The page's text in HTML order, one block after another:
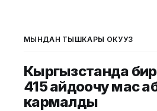
МЫНДАН ТЫШКАРЫ ОКУҢУЗ
Кыргызстанда
415 айдоочу мас
кармалды